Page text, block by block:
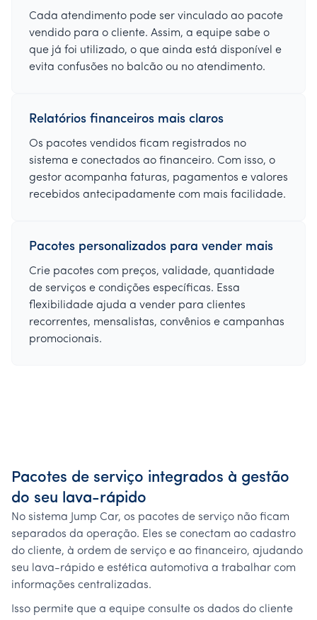
Cada atendimento pode ser vinculado ao pacote
vendido para o cliente. Assim, a equipe sabe o
que já foi utilizado, o que ainda está disponível e
evita confusões no balcão ou no atendimento.
Relatórios financeiros mais claros
Os pacotes vendidos ficam registrados no
sistema e conectados ao financeiro. Com isso, o
gestor acompanha faturas, pagamentos e valores
recebidos antecipadamente com mais facilidade.
Pacotes personalizados para vender mais
Crie pacotes com preços, validade, quantidade
de serviços e condições específicas. Essa
flexibilidade ajuda a vender para clientes
recorrentes, mensalistas, convênios e campanhas
promocionais.
Pacotes de serviço integrados à gestão
do seu lava-rápido
No sistema Jump Car, os pacotes de serviço não ficam
separados da operação. Eles se conectam ao cadastro
do cliente, à ordem de serviço e ao financeiro, ajudando
seu lava-rápido e estética automotiva a trabalhar com
informações centralizadas.
Isso permite que a equipe consulte os dados do cliente